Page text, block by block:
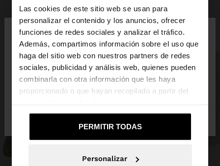
Las cookies de este sitio web se usan para
personalizar el contenido y los anuncios, ofrecer
funciones de redes sociales y analizar el tráfico.
Además, compartimos información sobre el uso que
haga del sitio web con nuestros partners de redes
sociales, publicidad y análisis web, quienes pueden
combinarla con otra información que les haya
proporcionado o que hayan recopilado a partir del
PERMITIR TODAS
Personalizar
hola
Estás accediendo a la web de España. ¿Quieres ir a
la web de United States?